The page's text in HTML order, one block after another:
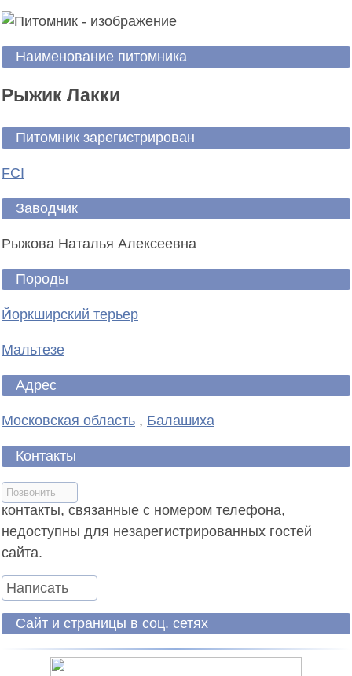
Наименование питомника
Рыжик Лакки
Питомник зарегистрирован
FCI
Заводчик
Рыжова Наталья Алексеевна
Породы
Йоркширский терьер
Мальтезе
Адрес
Московская область , Балашиха
Контакты
Позвонить
контакты, связанные с номером телефона,
недоступны для незарегистрированных гостей
сайта.
Написать
Сайт и страницы в соц. сетях